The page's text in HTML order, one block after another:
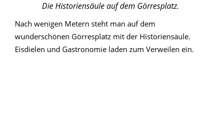
Die Historiensäule auf dem Görresplatz.
Nach wenigen Metern steht man auf dem
wunderschönen Görresplatz mit der Historiensäule.
Eisdielen und Gastronomie laden zum Verweilen ein.